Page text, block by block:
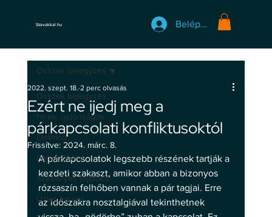
Szavakkal.hu Belépés
Összes bejegyzés
Hírek, újdonságok
Életmód
Párkapcsolat
Személyes fejlődés
Üzlet, karrier
Összes bejegyzés
Ezért ne ijedj meg a
párkapcsolati konfliktusoktól
2022. szept. 18. 2 perc olvasás
Frissítve: 2024. márc. 8.
A párkapcsolatok legszebb részének tartják a
kezdeti szakaszt, amikor abban a bizonyos
rózsaszín felhőben vannak a pár tagjai. Erre
az időszakra nosztalgiával tekinthetnek